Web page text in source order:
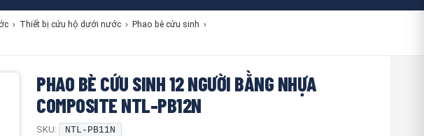
› Thiết bị cứu hộ dưới nước › Phao bè cứu sinh ›
PHAO BÈ CỨU SINH 12 NGƯỜI BẰNG NHỰA
COMPOSITE NTL-PB12N
SKU: NTL-PB11N